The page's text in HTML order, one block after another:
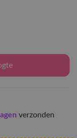
verzonden